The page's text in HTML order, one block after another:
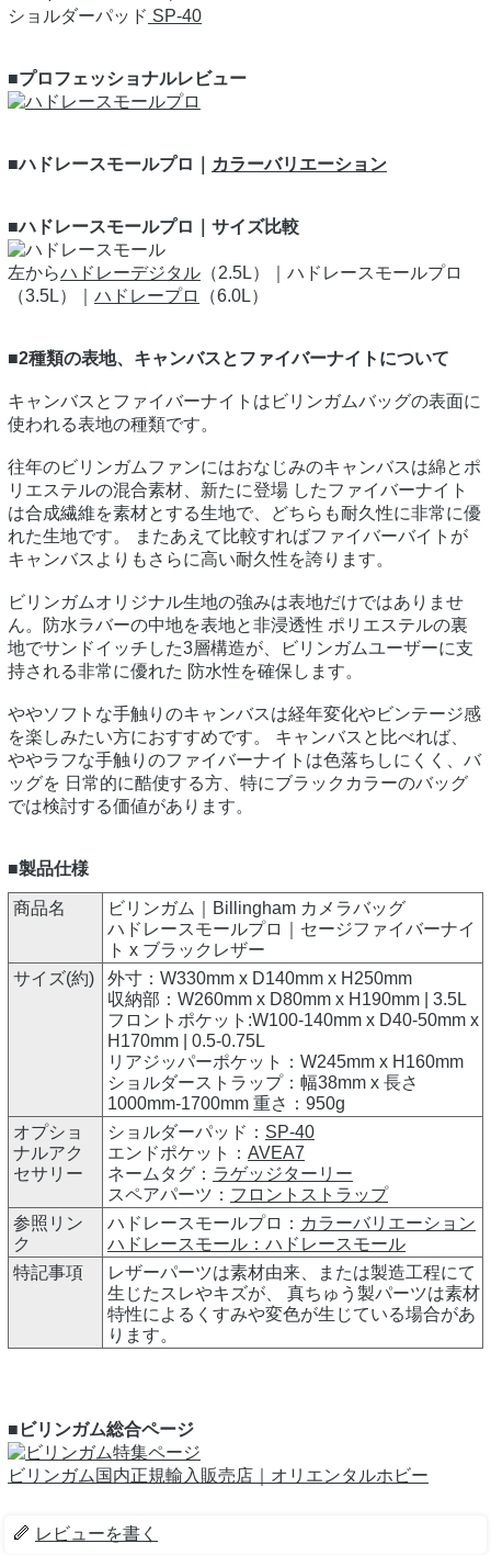
ショルダーパッド SP-40
■プロフェッショナルレビュー
■ハドレースモールプロ｜ カラーバリエーション
■ハドレースモールプロ｜サイズ比較
左からハドレーデジタル （2.5L）｜ハドレースモールプロ
（3.5L）｜ ハドレープロ （6.0L）
■2種類の表地、キャンバスとファイバーナイトについて
キャンバスとファイバーナイトはビリンガムバッグの表面に
使われる表地の種類です。
往年のビリンガムファンにはおなじみのキャンバスは綿とポ
リエステルの混合素材、新たに登場 したファイバーナイト
は合成繊維を素材とする生地で、どちらも耐久性に非常に優
れた生地です。 またあえて比較すればファイバーバイトが
キャンバスよりもさらに高い耐久性を誇ります。
ビリンガムオリジナル生地の強みは表地だけではありませ
ん。防水ラバーの中地を表地と非浸透性 ポリエステルの裏
地でサンドイッチした3層構造が、ビリンガムユーザーに支
持される非常に優れた 防水性を確保します。
ややソフトな手触りのキャンバスは経年変化やビンテージ感
を楽しみたい方におすすめです。 キャンバスと比べれば、
ややラフな手触りのファイバーナイトは色落ちしにくく、バ
ッグを 日常的に酷使する方、特にブラックカラーのバッグ
では検討する価値があります。
■製品仕様
商品名
ビリンガム｜Billingham カメラバッグ
ハドレースモールプロ｜セージファイバーナイ
ト x ブラックレザー
サイズ(約)
外寸：W330mm x D140mm x H250mm
収納部：W260mm x D80mm x H190mm | 3.5L
フロントポケット:W100-140mm x D40-50mm x
H170mm | 0.5-0.75L
リアジッパーポケット：W245mm x H160mm
ショルダーストラップ：幅38mm x 長さ
1000mm-1700mm 重さ：950g
オプショ
ナルアク
セサリー
ショルダーパッド： SP-40
エンドポケット： AVEA7
ネームタグ： ラゲッジターリー
スペアパーツ： フロントストラップ
参照リン
ク
ハドレースモールプロ： カラーバリエーション
ハドレースモール： ハドレースモール
特記事項
レザーパーツは素材由来、または製造工程にて
生じたスレやキズが、 真ちゅう製パーツは素材
特性によるくすみや変色が生じている場合があ
ります。
■ビリンガム総合ページ
ビリンガム国内正規輸入販売店｜オリエンタルホビー
レビューを書く